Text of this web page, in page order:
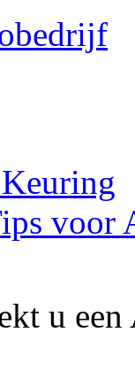
voor
u